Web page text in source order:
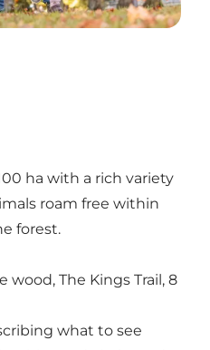
ha with a rich variety
roam free within
forest.
The Kings Trail, 8
what to see